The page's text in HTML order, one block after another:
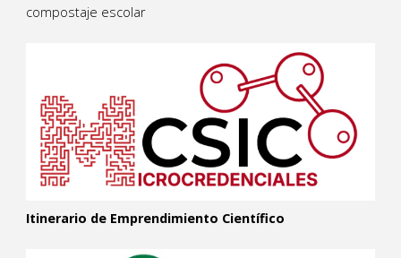
compostaje escolar
Itinerario de Emprendimiento Científico